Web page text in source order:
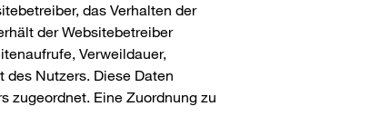
das Verhalten der
der Websitebetreiber
Verweildauer,
Nutzers. Diese Daten
zugeordnet. Eine Zuordnung zu